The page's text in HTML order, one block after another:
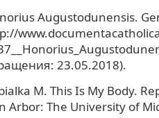
Augustodunensis.
23.05.2018).
M. This Is My Body.
Arbor: The University of